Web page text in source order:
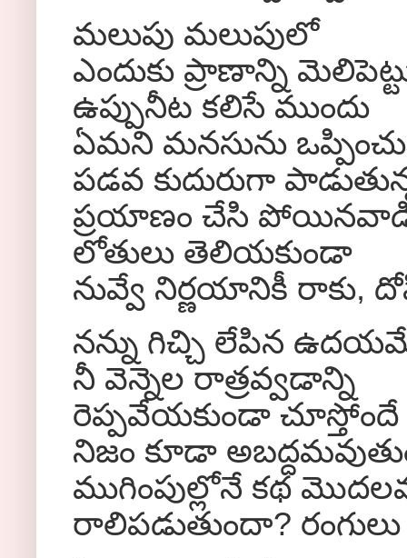
మలుపు మలుపులో
ఎందుకు ప్రాణాన్ని
ఉప్పునీట కలిసే ముందు
ఏమని మనసును
పడవ కుదురుగా
ప్రయాణం చేసి
లోతులు తెలియకుండా
నువ్వే నిర్ణయానికీ రాకు,
నన్ను గిచ్చి లేపిన
నీ వెన్నెల రాత్రవ్వడాన్ని
రెప్పవేయకుండా
నిజం కూడా
ముగింపుల్లోనే కథ
రాలిపడుతుందా?